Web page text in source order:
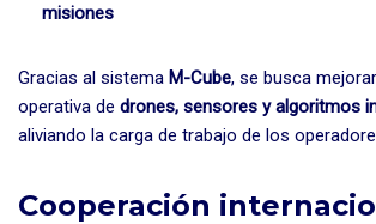
misiones
Gracias al sistema M-Cube, se busca
operativa de drones, sensores y algoritmos
aliviando la carga de trabajo de los
Cooperación